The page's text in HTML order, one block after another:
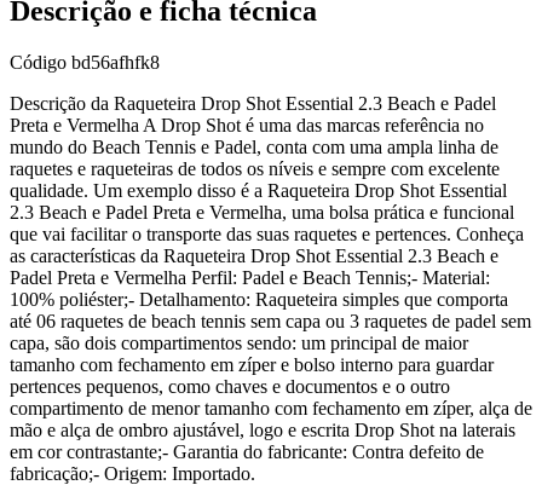
Descrição e ficha técnica
Código bd56afhfk8
Descrição da Raqueteira Drop Shot Essential 2.3 Beach e Padel
Preta e Vermelha A Drop Shot é uma das marcas referência no
mundo do Beach Tennis e Padel, conta com uma ampla linha de
raquetes e raqueteiras de todos os níveis e sempre com excelente
qualidade. Um exemplo disso é a Raqueteira Drop Shot Essential
2.3 Beach e Padel Preta e Vermelha, uma bolsa prática e funcional
que vai facilitar o transporte das suas raquetes e pertences. Conheça
as características da Raqueteira Drop Shot Essential 2.3 Beach e
Padel Preta e Vermelha Perfil: Padel e Beach Tennis;- Material:
100% poliéster;- Detalhamento: Raqueteira simples que comporta
até 06 raquetes de beach tennis sem capa ou 3 raquetes de padel sem
capa, são dois compartimentos sendo: um principal de maior
tamanho com fechamento em zíper e bolso interno para guardar
pertences pequenos, como chaves e documentos e o outro
compartimento de menor tamanho com fechamento em zíper, alça de
mão e alça de ombro ajustável, logo e escrita Drop Shot na laterais
em cor contrastante;- Garantia do fabricante: Contra defeito de
fabricação;- Origem: Importado.